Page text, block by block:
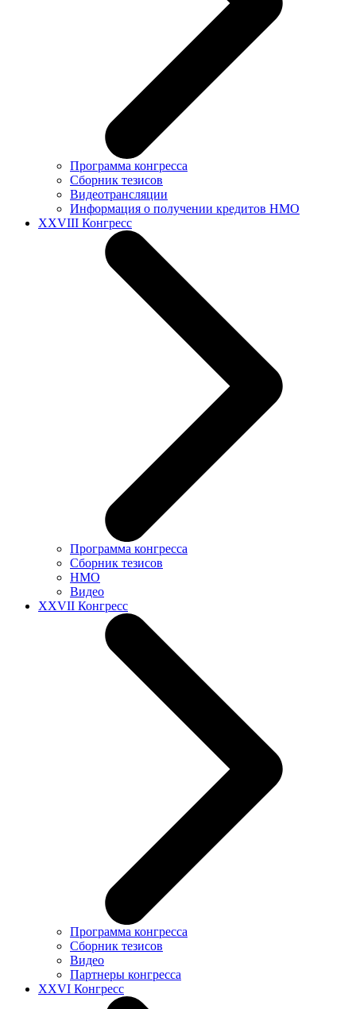
Программа конгресса
Сборник тезисов
Видеотрансляции
Информация о получении кредитов НМО
XXVIII Конгресс
Программа конгресса
Сборник тезисов
НМО
Видео
XXVII Конгресс
Программа конгресса
Сборник тезисов
Видео
Партнеры конгресса
XXVI Конгресс